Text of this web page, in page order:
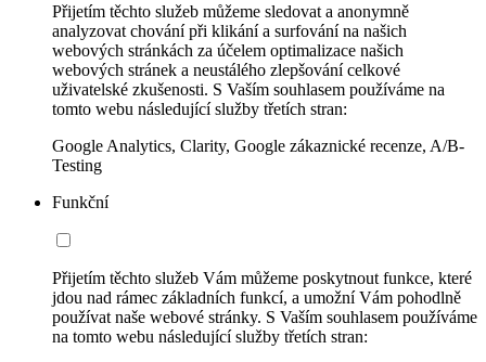
Přijetím těchto služeb můžeme sledovat a anonymně
analyzovat chování při klikání a surfování na našich
webových stránkách za účelem optimalizace našich
webových stránek a neustálého zlepšování celkové
uživatelské zkušenosti. S Vaším souhlasem používáme na
tomto webu následující služby třetích stran:
Google Analytics, Clarity, Google zákaznické recenze, A/B-
Testing
Funkční
Přijetím těchto služeb Vám můžeme poskytnout funkce, které
jdou nad rámec základních funkcí, a umožní Vám pohodlně
používat naše webové stránky. S Vaším souhlasem používáme
na tomto webu následující služby třetích stran: